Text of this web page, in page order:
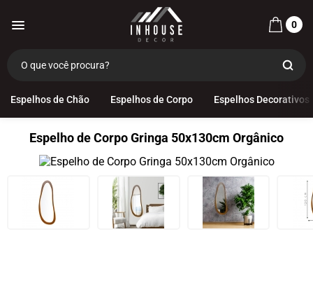
0
Espelhos de Chão Espelhos de Corpo Espelhos Decorativos
Espelho de Corpo Gringa 50x130cm Orgânico